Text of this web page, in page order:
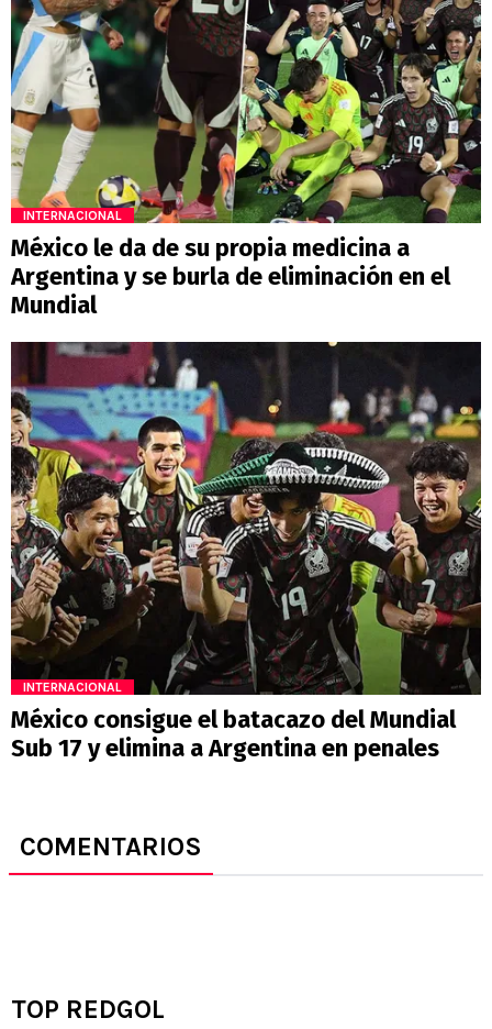
INTERNACIONAL
México le da de su propia medicina a
Argentina y se burla de eliminación en el
Mundial
INTERNACIONAL
México consigue el batacazo del Mundial
Sub 17 y elimina a Argentina en penales
COMENTARIOS
TOP REDGOL